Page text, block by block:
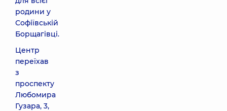
родини у
Софіївській
Борщагівці.
Центр
переїхав
з
проспекту
Любомира
Гузара, 3,